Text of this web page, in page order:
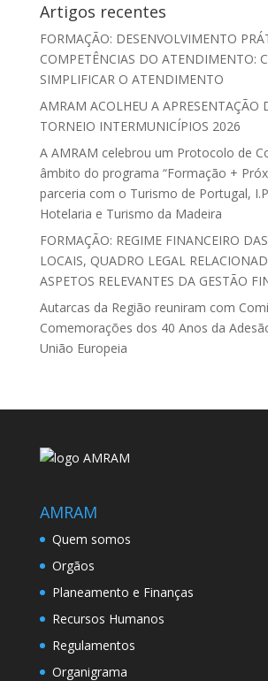
Artigos recentes
FORMAÇÃO: DESENVOLVIMENTO
COMPETÊNCIAS DO ATENDIMENTO:
SIMPLIFICAR O ATENDIMENTO
AMRAM ACOLHEU A APRESENTAÇÃO
TORNEIO INTERMUNICÍPIOS 2026
A AMRAM celebrou um Protocolo de
âmbito do programa “Formação +
parceria com o Turismo de Portugal,
Hotelaria e Turismo da Madeira
FORMAÇÃO: REGIME FINANCEIRO
LOCAIS, QUADRO LEGAL
ASPETOS RELEVANTES DA GESTÃO
Autarcas da Região reuniram com
Comemorações dos 40 Anos da
União Europeia
AMRAM
Quem somos
Orgãos
Planeamento e Finanças
Recursos Humanos
Regulamentos
Organigrama